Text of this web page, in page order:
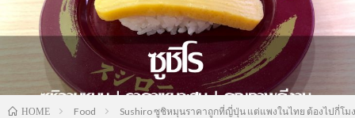
HOME Food Sushiro ซูชิหมุนราคาถูกที่ญี่ปุ่น แต่แพงในไทย ต้องไปกี่โม